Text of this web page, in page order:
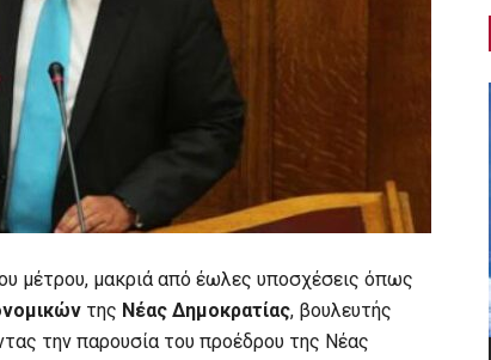
μέτρου, μακριά από έωλες υποσχέσεις όπως
της Νέας Δημοκρατίας, βουλευτής
την παρουσία του προέδρου της Νέας